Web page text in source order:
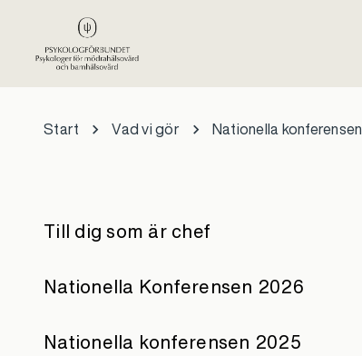
Start Vad vi gör Nationella konferensen
Till dig som är chef
Nationella Konferensen 2026
Nationella konferensen 2025